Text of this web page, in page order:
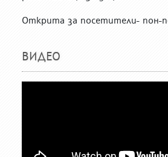
Открита за посетители- пон-
ВИДЕО